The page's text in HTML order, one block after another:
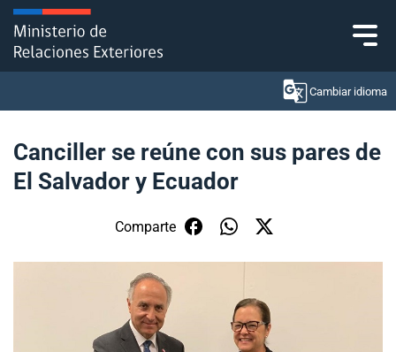
Click acá para ir directamente al contenido
Cambiar idioma
Ministerio
Política Exterior
Embajadas y consulados
Servicios ciudadanos
Canciller se reúne con sus pares de
El Salvador y Ecuador
Comparte